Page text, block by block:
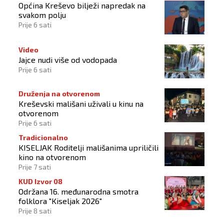
Općina Kreševo bilježi napredak na
svakom polju
Prije 6 sati
Video
Jajce nudi više od vodopada
Prije 6 sati
Druženja na otvorenom
Kreševski mališani uživali u kinu na
otvorenom
Prije 6 sati
Tradicionalno
KISELJAK Roditelji mališanima upriličili
kino na otvorenom
Prije 7 sati
KUD Izvor 08
Održana 16. međunarodna smotra
folklora "Kiseljak 2026"
Prije 8 sati